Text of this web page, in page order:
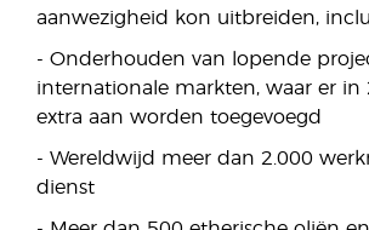
aanwezigheid kon uitbreiden,
- Onderhouden van lopende
internationale markten, waar er in
extra aan worden toegevoegd
- Wereldwijd meer dan 2.000
dienst